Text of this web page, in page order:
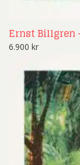
Ernst Billgren
6.900 kr